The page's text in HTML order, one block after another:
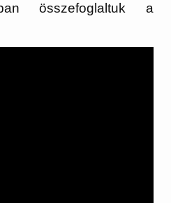
összefoglaltuk a